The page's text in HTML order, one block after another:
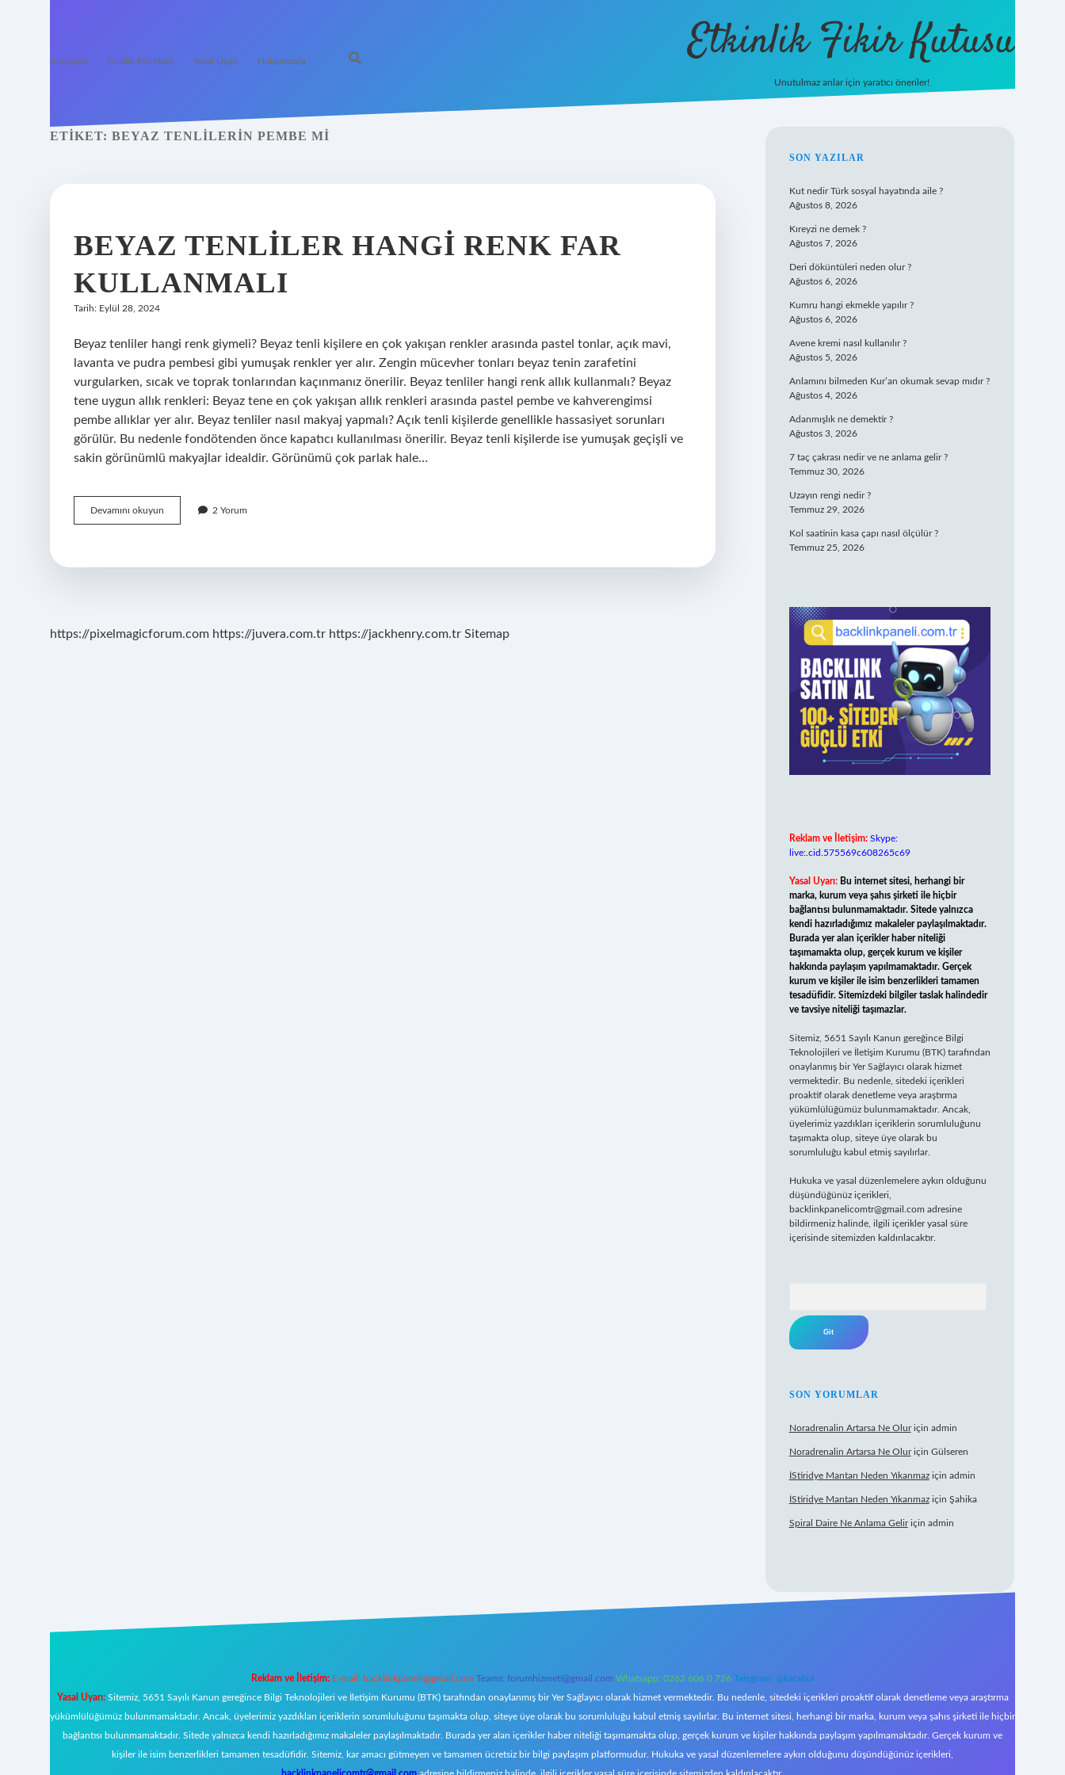
Anasayfa Gizlilik Politikası Yasal Uyarı Hakkımızda Etkinlik Fikir Kutusu
Unutulmaz anlar için yaratıcı öneriler!
ETIKET: BEYAZ TENLILERIN PEMBE MI
BEYAZ TENLILER HANGI RENK FAR
KULLANMALI
Tarih: Eylül 28, 2024
Beyaz tenliler hangi renk giymeli? Beyaz tenli kişilere en çok yakışan renkler arasında pastel tonlar, açık mavi,
lavanta ve pudra pembesi gibi yumuşak renkler yer alır. Zengin mücevher tonları beyaz tenin zarafetini
vurgularken, sıcak ve toprak tonlarından kaçınmanız önerilir. Beyaz tenliler hangi renk allık kullanmalı? Beyaz
tene uygun allık renkleri: Beyaz tene en çok yakışan allık renkleri arasında pastel pembe ve kahverengimsi
pembe allıklar yer alır. Beyaz tenliler nasıl makyaj yapmalı? Açık tenli kişilerde genellikle hassasiyet sorunları
görülür. Bu nedenle fondötenden önce kapatıcı kullanılması önerilir. Beyaz tenli kişilerde ise yumuşak geçişli ve
sakin görünümlü makyajlar idealdir. Görünümü çok parlak hale…
Devamını okuyun
Tenliler
Far
2 Yorum
https://pixelmagicforum.com https://juvera.com.tr https://jackhenry.com.tr Sitemap
SIDEBAR
SON YAZILAR
Kut nedir Türk sosyal hayatında aile ?
Ağustos 8, 2026
Kıreyzi ne demek ?
Ağustos 7, 2026
Deri döküntüleri neden olur ?
Ağustos 6, 2026
Kumru hangi ekmekle yapılır ?
Ağustos 6, 2026
Avene kremi nasıl kullanılır ?
Ağustos 5, 2026
Anlamını bilmeden Kur’an okumak sevap mıdır ?
Ağustos 4, 2026
Adanmışlık ne demektir ?
Ağustos 3, 2026
7 taç çakrası nedir ve ne anlama gelir ?
Temmuz 30, 2026
Uzayın rengi nedir ?
Temmuz 29, 2026
Kol saatinin kasa çapı nasıl ölçülür ?
Temmuz 25, 2026
Reklam ve İletişim: Skype:
live:.cid.575569c608265c69
Yasal Uyarı: Bu internet sitesi, herhangi bir
marka, kurum veya şahıs şirketi ile hiçbir
bağlantısı bulunmamaktadır. Sitede yalnızca
kendi hazırladığımız makaleler paylaşılmaktadır.
Burada yer alan içerikler haber niteliği
taşımamakta olup, gerçek kurum ve kişiler
hakkında paylaşım yapılmamaktadır. Gerçek
kurum ve kişiler ile isim benzerlikleri tamamen
tesadüfidir. Sitemizdeki bilgiler taslak halindedir
ve tavsiye niteliği taşımazlar.
Sitemiz, 5651 Sayılı Kanun gereğince Bilgi
Teknolojileri ve İletişim Kurumu (BTK) tarafından
onaylanmış bir Yer Sağlayıcı olarak hizmet
vermektedir. Bu nedenle, sitedeki içerikleri
proaktif olarak denetleme veya araştırma
yükümlülüğümüz bulunmamaktadır. Ancak,
üyelerimiz yazdıkları içeriklerin sorumluluğunu
taşımakta olup, siteye üye olarak bu
sorumluluğu kabul etmiş sayılırlar.
Hukuka ve yasal düzenlemelere aykırı olduğunu
düşündüğünüz içerikleri,
backlinkpanelicomtr@gmail.com adresine
bildirmeniz halinde, ilgili içerikler yasal süre
içerisinde sitemizden kaldırılacaktır.
SON YORUMLAR
Noradrenalin Artarsa Ne Oluriçin admin
Noradrenalin Artarsa Ne Oluriçin Gülseren
İStiridye Mantarı Neden Yıkanmaziçin admin
İStiridye Mantarı Neden Yıkanmaziçin Şahika
Spiral Daire Ne Anlama Geliriçin admin
Reklam ve İletişim: E-mail: backlinkpaneli@gmail.com Teams: forumhizmeti@gmail.com Whatsapp: 0262 606 0 726 Telegram: @karabul
Yasal Uyarı:Sitemiz, 5651 Sayılı Kanun gereğince Bilgi Teknolojileri ve İletişim Kurumu (BTK) tarafından onaylanmış bir Yer Sağlayıcı olarak hizmet vermektedir. Bu nedenle, sitedeki içerikleri proaktif olarak denetleme veya araştırma
yükümlülüğümüz bulunmamaktadır. Ancak, üyelerimiz yazdıkları içeriklerin sorumluluğunu taşımakta olup, siteye üye olarak bu sorumluluğu kabul etmiş sayılırlar. Bu internet sitesi, herhangi bir marka, kurum veya şahıs şirketi ile hiçbir
bağlantısı bulunmamaktadır. Sitede yalnızca kendi hazırladığımız makaleler paylaşılmaktadır. Burada yer alan içerikler haber niteliği taşımamakta olup, gerçek kurum ve kişiler hakkında paylaşım yapılmamaktadır. Gerçek kurum ve
kişiler ile isim benzerlikleri tamamen tesadüfidir. Sitemiz, kar amacı gütmeyen ve tamamen ücretsiz bir bilgi paylaşım platformudur. Hukuka ve yasal düzenlemelere aykırı olduğunu düşündüğünüz içerikleri,